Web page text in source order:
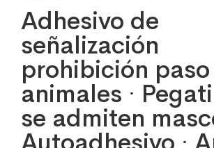
Adhesivo de
señalización
prohibición
animales ·
se admiten